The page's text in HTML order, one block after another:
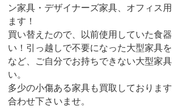
ン家具・デザイナーズ家具、オフィス
ます！
買い替えたので、以前使用していた食
い！引っ越しで不要になった大型家具
など、ご自分でお持ちできない大型家
い。
多少の小傷ある家具も買取しておりま
合わせ下さいませ。